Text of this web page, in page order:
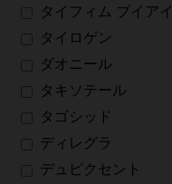
タイフィム ブイアイ
タイロゲン
ダオニール
タキソテール
タゴシッド
ディレグラ
デュピクセント